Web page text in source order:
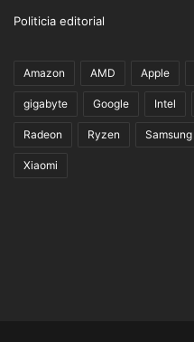
Politicia editorial
Amazon AMD Apple
gigabyte Google Intel
Radeon Ryzen Samsung
Xiaomi